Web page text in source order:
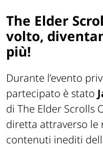
The Elder
volto,
più!
Durante l’evento
partecipato è stato
di The Elder Scrolls
diretta attraverso le
contenuti inediti